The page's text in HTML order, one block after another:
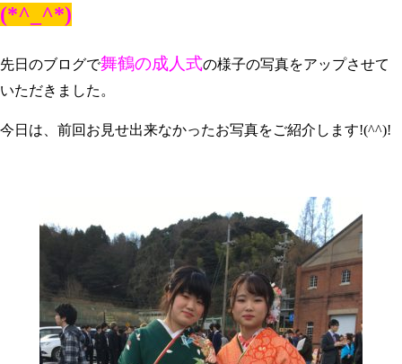
(*^_^*)
先日のブログで舞鶴の成人式の様子の写真をアップさせて
いただきました。
今日は、前回お見せ出来なかったお写真をご紹介します!(^^)!